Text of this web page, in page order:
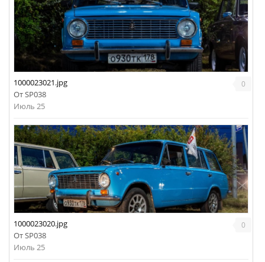
0
1000023021.jpg
ОтSP038
Июль 25
0
1000023020.jpg
ОтSP038
Июль 25